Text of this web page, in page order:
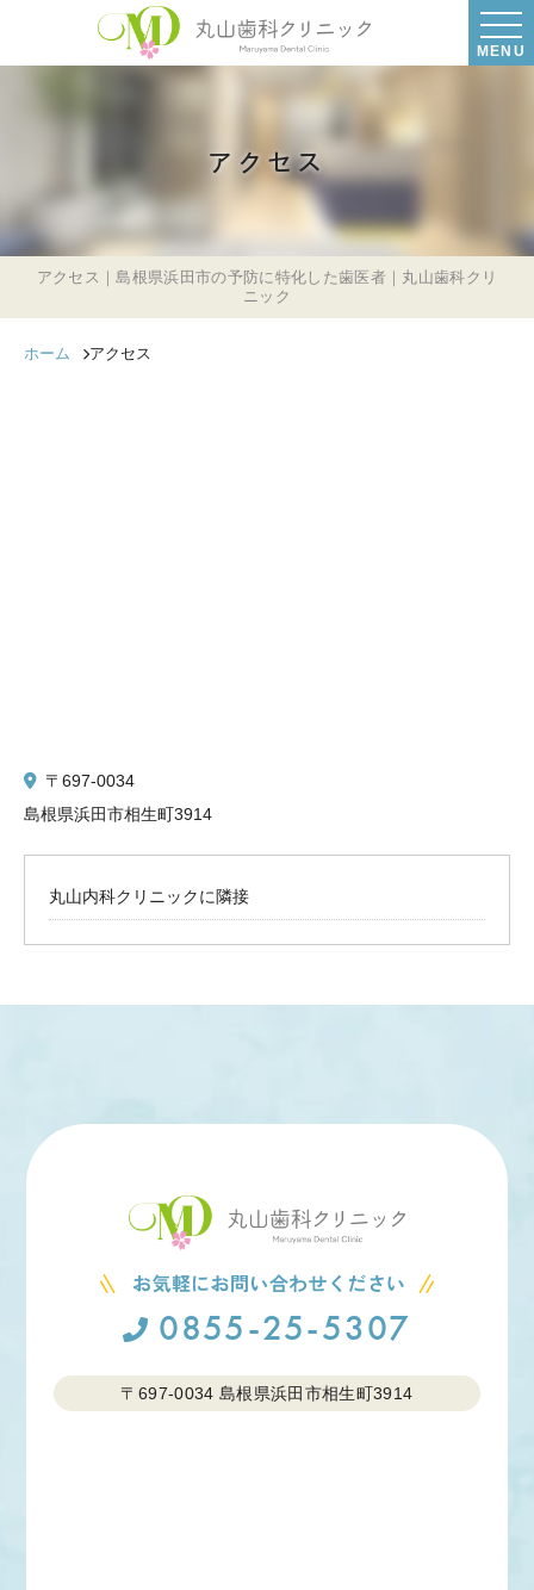
MENU
アクセス
アクセス｜島根県浜田市の予防に特化した歯医者｜丸山歯科クリ
ニック
ホーム アクセス
〒697-0034
島根県浜田市相生町3914
丸山内科クリニックに隣接
0855-25-5307
〒697-0034 島根県浜田市相生町3914